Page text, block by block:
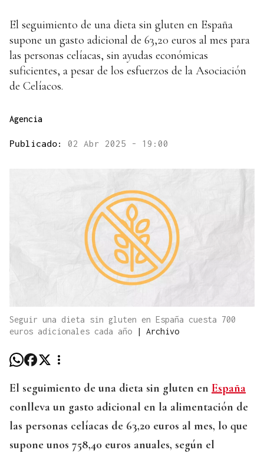
El seguimiento de una dieta sin gluten en España
supone un gasto adicional de 63,20 euros al mes para
las personas celíacas, sin ayudas económicas
suficientes, a pesar de los esfuerzos de la Asociación
de Celíacos.
Agencia
Publicado: 02 Abr 2025 - 19:00
Seguir una dieta sin gluten en España cuesta 700
euros adicionales cada año
| Archivo
El seguimiento de una dieta sin gluten en España
conlleva un gasto adicional en la alimentación de
las personas celíacas de 63,20 euros al mes, lo que
supone unos 758,40 euros anuales, según el